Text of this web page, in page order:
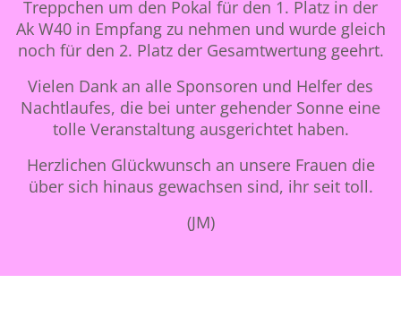
Treppchen um den Pokal für den 1. Platz in der
Ak W40 in Empfang zu nehmen und wurde gleich
noch für den 2. Platz der Gesamtwertung geehrt.
Vielen Dank an alle Sponsoren und Helfer des
Nachtlaufes, die bei unter gehender Sonne eine
tolle Veranstaltung ausgerichtet haben.
Herzlichen Glückwunsch an unsere Frauen die
über sich hinaus gewachsen sind, ihr seit toll.
(JM)